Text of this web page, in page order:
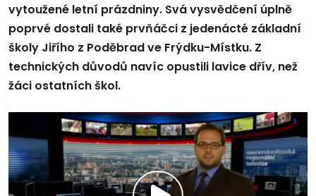
vytoužené letní prázdniny. Svá vysvědčení úplně
poprvé dostali také prvňáčci z jedenácté základní
školy Jiřího z Poděbrad ve Frýdku-Místku. Z
technických důvodů navíc opustili lavice dřív, než
žáci ostatních škol.